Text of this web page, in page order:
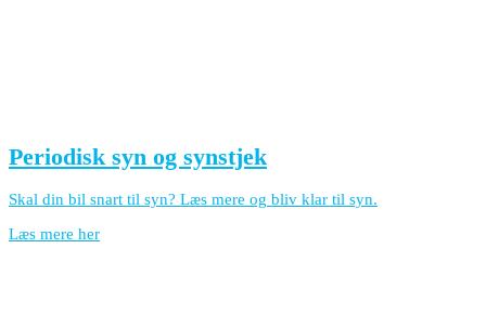
Periodisk syn og synstjek
Skal din bil snart til syn? Læs mere og bliv klar til syn.
Læs mere her